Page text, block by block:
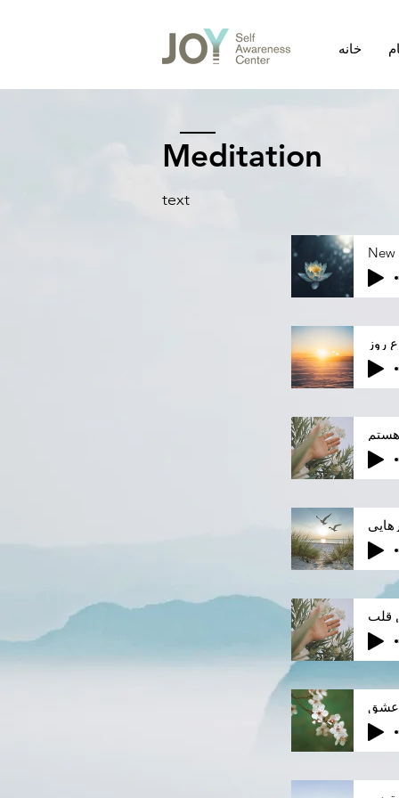
خانه
Meditation
text
New
روز
قلب
عشق